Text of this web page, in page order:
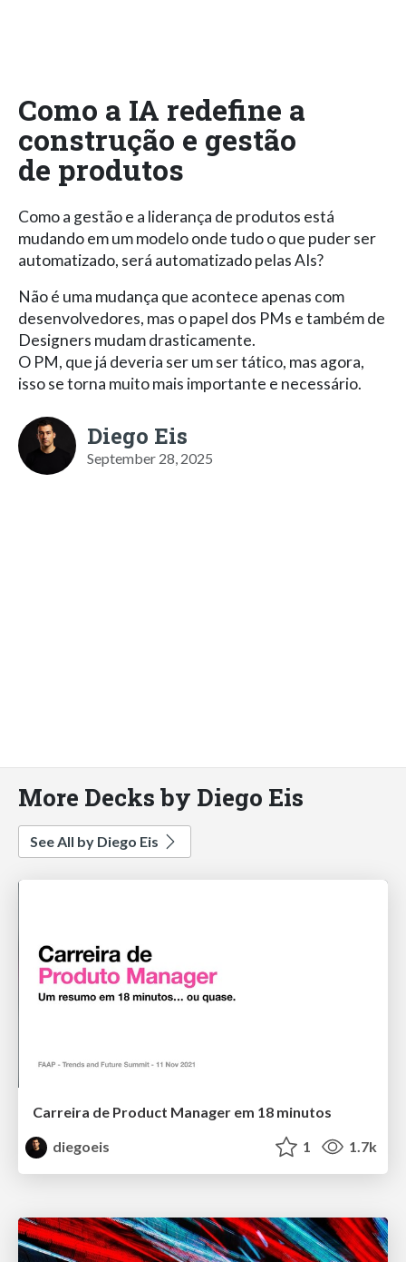
Como a IA redefine a
construção e gestão
de produtos
Como a gestão e a liderança de produtos está
mudando em um modelo onde tudo o que puder ser
automatizado, será automatizado pelas AIs?
Não é uma mudança que acontece apenas com
desenvolvedores, mas o papel dos PMs e também de
Designers mudam drasticamente.
O PM, que já deveria ser um ser tático, mas agora,
isso se torna muito mais importante e necessário.
Diego Eis
September 28, 2025
More Decks by Diego Eis
See All by Diego Eis
Carreira de Product Manager em 18 minutos
diegoeis
1 1.7k